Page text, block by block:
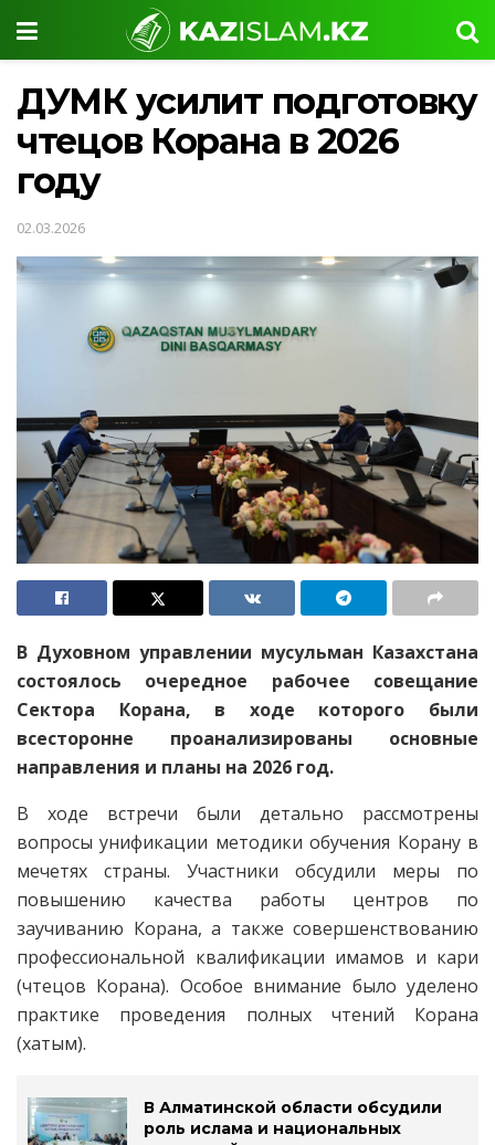
ДУМК усилит подготовку
чтецов Корана в 2026
году
02.03.2026
В Духовном управлении мусульман Казахстана
состоялось очередное рабочее совещание
Сектора Корана, в ходе которого были
всесторонне проанализированы основные
направления и планы на 2026 год.
В ходе встречи были детально рассмотрены
вопросы унификации методики обучения Корану в
мечетях страны. Участники обсудили меры по
повышению качества работы центров по
заучиванию Корана, а также совершенствованию
профессиональной квалификации имамов и кари
(чтецов Корана). Особое внимание было уделено
практике проведения полных чтений Корана
(хатым).
В Алматинской области обсудили
роль ислама и национальных